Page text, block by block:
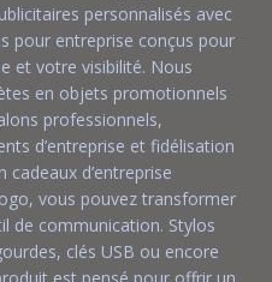
personnalisés avec
pour entreprise conçus pour
et votre visibilité. Nous
en objets promotionnels
professionnels,
d’entreprise et fidélisation
d’entreprise
vous pouvez transformer
de communication. Stylos
clés USB ou encore